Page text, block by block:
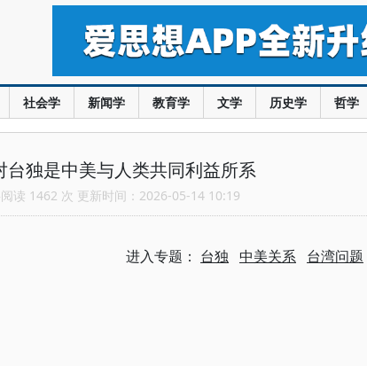
社会学 新闻学 教育学 文学 历史学 哲学
台独是中美与人类共同利益所系
读 1462 次 更新时间：2026-05-14 10:19
进入专题： 台独 中美关系 台湾问题